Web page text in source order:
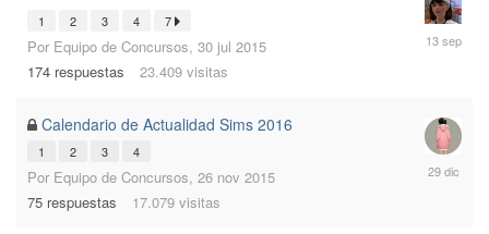
1 2 3 4 7
Por Equipo de Concursos, 30 jul 2015
174 respuestas 23.409 visitas
13
sep
Calendario de Actualidad Sims 2016
1 2 3 4
Por Equipo de Concursos, 26 nov 2015
75 respuestas 17.079 visitas
29
dic